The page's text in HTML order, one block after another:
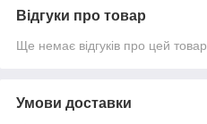
Відгуки про товар
Ще немає відгуків про цей товар
Умови доставки